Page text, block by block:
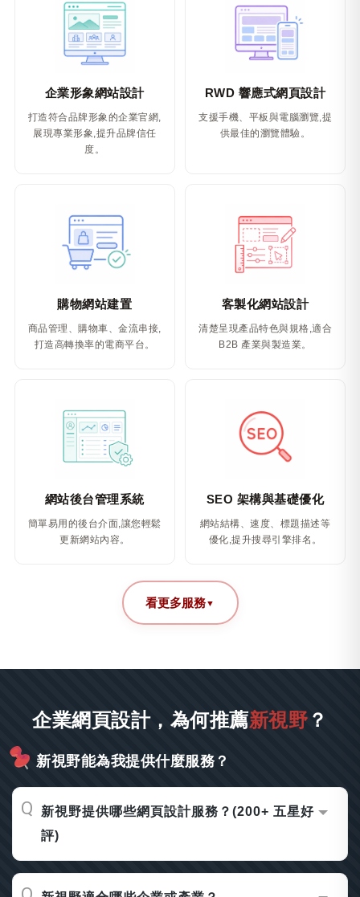
企業形象網站設計
打造符合品牌形象的企業官網,
展現專業形象,提升品牌信任
度。
RWD 響應式網頁設計
支援手機、平板與電腦瀏覽,提
供最佳的瀏覽體驗。
購物網站建置
商品管理、購物車、金流串接,
打造高轉換率的電商平台。
客製化網站設計
清楚呈現產品特色與規格,適合
B2B 產業與製造業。
網站後台管理系統
簡單易用的後台介面,讓您輕鬆
更新網站內容。
SEO 架構與基礎優化
網站結構、速度、標題描述等
優化,提升搜尋引擎排名。
看更多服務▼
企業網頁設計，為何推薦新視野 ？
新視野能為我提供什麼服務？
新視野提供哪些網頁設計服務？(200+ 五星好
評)